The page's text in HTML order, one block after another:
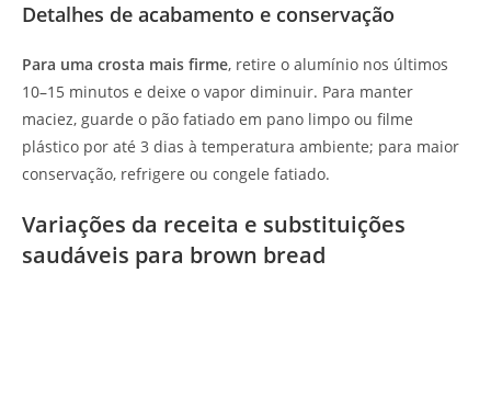
Detalhes de acabamento e conservação
Para uma crosta mais firme, retire o alumínio nos últimos
10–15 minutos e deixe o vapor diminuir. Para manter
maciez, guarde o pão fatiado em pano limpo ou filme
plástico por até 3 dias à temperatura ambiente; para maior
conservação, refrigere ou congele fatiado.
Variações da receita e substituições
saudáveis para brown bread